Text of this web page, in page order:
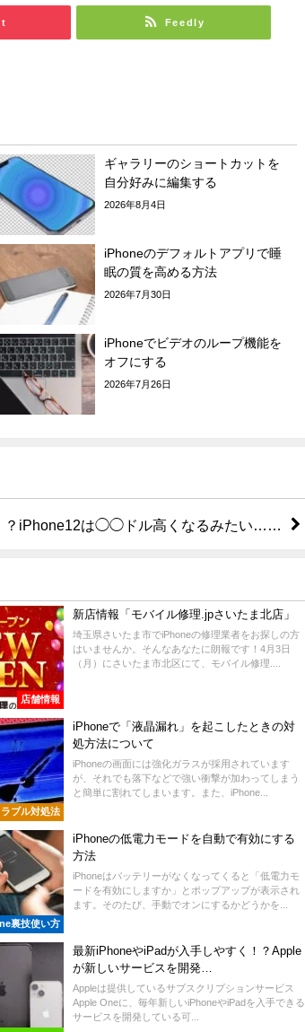
Feedly
ギャラリーのショートカットを
自分好みに編集する
2026年8月4日
iPhoneのデフォルトアプリで睡
眠の質を高める方法
2026年7月30日
iPhoneでビデオのループ機能を
オフにする
2026年7月26日
？iPhone12は◯◯ドル高くなるみたい……
店舗情報
新店情報「モバイル修理.jpさいたま北店」
埼玉県さいたま市でiPhoneの修理業者をお探しの方
はいませんか。そんなあなたに朗報です！4月3日
（月）にさいたま市北区にて、モバイル修理....
ブル対処法
iPhoneで「液晶漏れ」を起こしたときの対
処方法について
iPhoneの画面には強化ガラスが採用されています
が、それでも落下などで強い衝撃が加わってしまう
と簡単に割れてしまいます。また、iPhone...
裏技使い方
iPhoneの低電力モードを自動で有効にする
方法
iPhoneはバッテリーがなくなってくると「低電力モ
ードを有効にしますか」とポップアップが表示され
ます。そのたび、手動でオンにするかどうかを...
最新iPhoneやiPadが入手しやすく！？Apple
が新しいサービスを開発…
Appleは提供しているサブスクリプションサービス
Apple Oneに、毎年新しいiPhoneやiPadを入手できる
サービスを開発している可...